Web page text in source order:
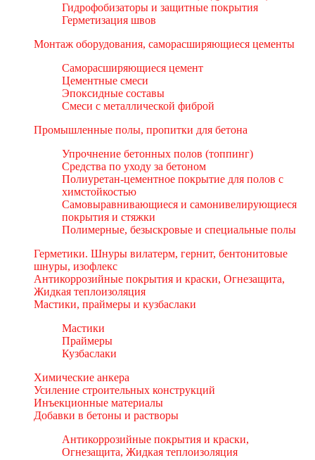
Гидрофобизаторы и защитные покрытия
Герметизация швов
Монтаж оборудования, саморасширяющиеся цементы
Саморасширяющиеся цемент
Цементные смеси
Эпоксидные составы
Смеси с металлической фиброй
Промышленные полы, пропитки для бетона
Упрочнение бетонных полов (топпинг)
Средства по уходу за бетоном
Полиуретан-цементное покрытие для полов с
химстойкостью
Самовыравнивающиеся и самонивелирующиеся
покрытия и стяжки
Полимерные, безыскровые и специальные полы
Герметики. Шнуры вилатерм, гернит, бентонитовые
шнуры, изофлекс
Антикоррозийные покрытия и краски, Огнезащита,
Жидкая теплоизоляция
Мастики, праймеры и кузбаслаки
Мастики
Праймеры
Кузбаслаки
Химические анкера
Усиление строительных конструкций
Инъекционные материалы
Добавки в бетоны и растворы
Антикоррозийные покрытия и краски,
Огнезащита, Жидкая теплоизоляция